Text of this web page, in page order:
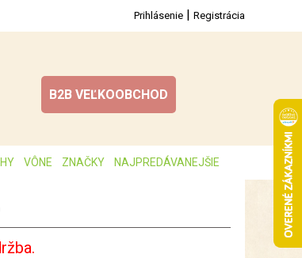
Prihlásenie | Registrácia
B2B VEĽKOOBCHOD
VÔNE ZNAČKY NAJPREDÁVANEJŠIE